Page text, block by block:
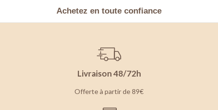
Achetez en toute confiance
Livraison 48/72h
Offerte à partir de 89€
MON COMPTE